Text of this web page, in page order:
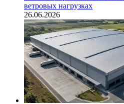
ветровых нагрузках
26.06.2026